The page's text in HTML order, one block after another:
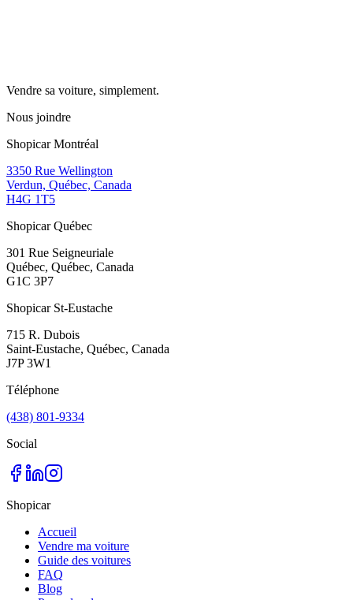
Vendre sa voiture, simplement.
Nous joindre
Shopicar Montréal
3350 Rue Wellington
Verdun, Québec, Canada
H4G 1T5
Shopicar Québec
301 Rue Seigneuriale
Québec, Québec, Canada
G1C 3P7
Shopicar St-Eustache
715 R. Dubois
Saint-Eustache, Québec, Canada
J7P 3W1
Téléphone
(438) 801-9334
Social
Shopicar
Accueil
Vendre ma voiture
Guide des voitures
FAQ
Blog